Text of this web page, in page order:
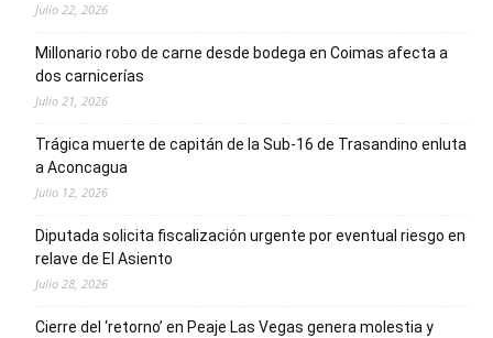
Julio 22, 2026
Millonario robo de carne desde bodega en Coimas afecta a
dos carnicerías
Julio 21, 2026
Trágica muerte de capitán de la Sub-16 de Trasandino enluta
a Aconcagua
Julio 12, 2026
Diputada solicita fiscalización urgente por eventual riesgo en
relave de El Asiento
Julio 28, 2026
Cierre del ‘retorno’ en Peaje Las Vegas genera molestia y